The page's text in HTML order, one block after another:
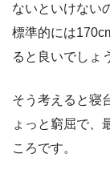
ないといけない
標準的には
ると良いでしょ
そう考えると寝
ょっと窮屈で、
ころです。